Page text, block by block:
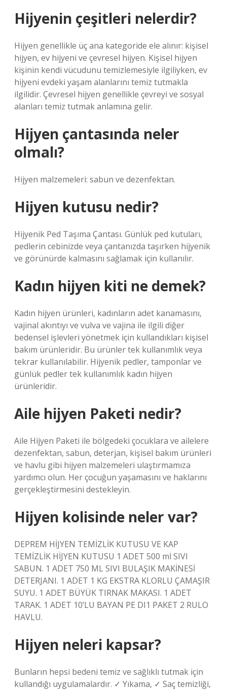
Hijyenin çeşitleri nelerdir?
Hijyen genellikle üç ana kategoride ele alınır: kişisel
hijyen, ev hijyeni ve çevresel hijyen. Kişisel hijyen
kişinin kendi vücudunu temizlemesiyle ilgiliyken, ev
hijyeni evdeki yaşam alanlarını temiz tutmakla
ilgilidir. Çevresel hijyen genellikle çevreyi ve sosyal
alanları temiz tutmak anlamına gelir.
Hijyen çantasında neler
olmalı?
Hijyen malzemeleri: sabun ve dezenfektan.
Hijyen kutusu nedir?
Hijyenik Ped Taşıma Çantası. Günlük ped kutuları,
pedlerin cebinizde veya çantanızda taşırken hijyenik
ve görünürde kalmasını sağlamak için kullanılır.
Kadın hijyen kiti ne demek?
Kadın hijyen ürünleri, kadınların adet kanamasını,
vajinal akıntıyı ve vulva ve vajina ile ilgili diğer
bedensel işlevleri yönetmek için kullandıkları kişisel
bakım ürünleridir. Bu ürünler tek kullanımlık veya
tekrar kullanılabilir. Hijyenik pedler, tamponlar ve
günlük pedler tek kullanımlık kadın hijyen
ürünleridir.
Aile hijyen Paketi nedir?
Aile Hijyen Paketi ile bölgedeki çocuklara ve ailelere
dezenfektan, sabun, deterjan, kişisel bakım ürünleri
ve havlu gibi hijyen malzemeleri ulaştırmamıza
yardımcı olun. Her çocuğun yaşamasını ve haklarını
gerçekleştirmesini destekleyin.
Hijyen kolisinde neler var?
DEPREM HİJYEN TEMİZLİK KUTUSU VE KAP
TEMİZLİK HİJYEN KUTUSU 1 ADET 500 ml SIVI
SABUN. 1 ADET 750 ML SIVI BULAŞIK MAKİNESİ
DETERJANI. 1 ADET 1 KG EKSTRA KLORLU ÇAMAŞIR
SUYU. 1 ADET BÜYÜK TIRNAK MAKASI. 1 ADET
TARAK. 1 ADET 10’LU BAYAN PE DI1 PAKET 2 RULO
HAVLU.
Hijyen neleri kapsar?
Bunların hepsi bedeni temiz ve sağlıklı tutmak için
kullandığı uygulamalardır. ✓ Yıkama, ✓ Saç temizliği,